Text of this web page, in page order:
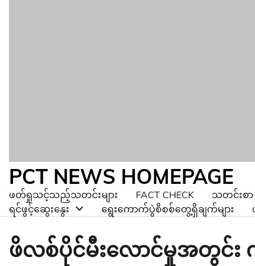
PCT NEWS HOMEPAGE
ဖတ်ရှုသင့်သည့်သတင်းများ FACT CHECK သတင်းစာ
ရင်ဖွင့်ဆွေးနွေး
ရွေးကောက်ပွဲစိစစ်တွေ့ရှိချက်များ
ဖိလစ်ပိုင်မီးလောင်မှုအတွင်း